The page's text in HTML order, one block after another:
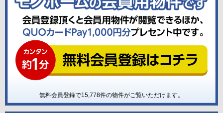
無料会員登録で15,778件の物件がご覧いただけます。